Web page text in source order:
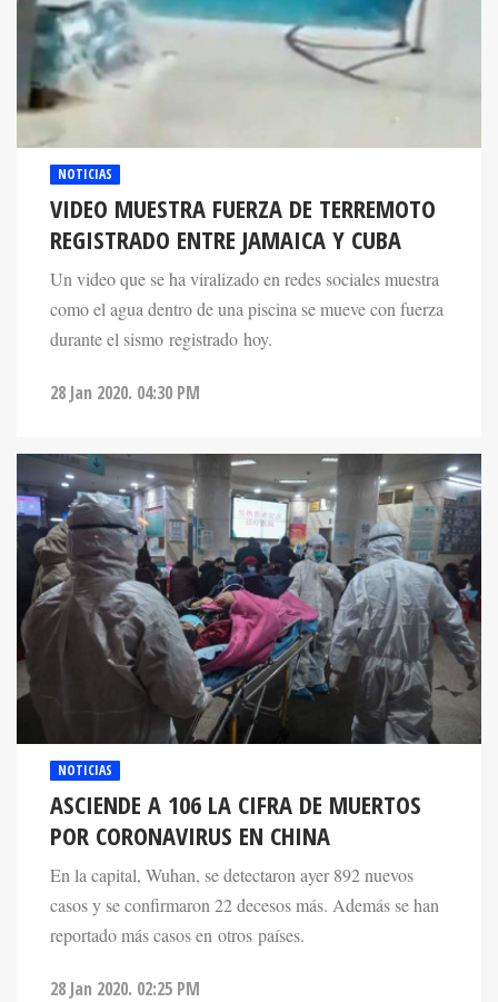
NOTICIAS
VIDEO MUESTRA FUERZA DE TERREMOTO
REGISTRADO ENTRE JAMAICA Y CUBA
Un video que se ha viralizado en redes sociales muestra
como el agua dentro de una piscina se mueve con fuerza
durante el sismo registrado hoy.
28 Jan 2020. 04:30 PM
NOTICIAS
ASCIENDE A 106 LA CIFRA DE MUERTOS
POR CORONAVIRUS EN CHINA
En la capital, Wuhan, se detectaron ayer 892 nuevos
casos y se confirmaron 22 decesos más. Además se han
reportado más casos en otros países.
28 Jan 2020. 02:25 PM